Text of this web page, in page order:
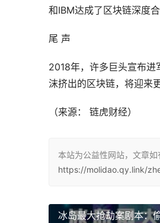
和IBM达成了区块链深度
尾 声
2018年，许多巨头宣布
沫挤出的区块链，将迎来
（来源： 链虎财经）
本站为公益性网站，文章
https://molidao.qy.link/
冰岛最大抢劫案剧本：